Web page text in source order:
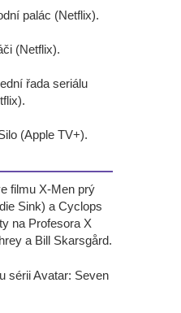
palác (Netflix).
(Netflix).
řada seriálu
(Apple TV+).
filmu X-Men prý
Sink) a Cyclops
na Profesora X
a Bill Skarsgård.
sérii Avatar: Seven